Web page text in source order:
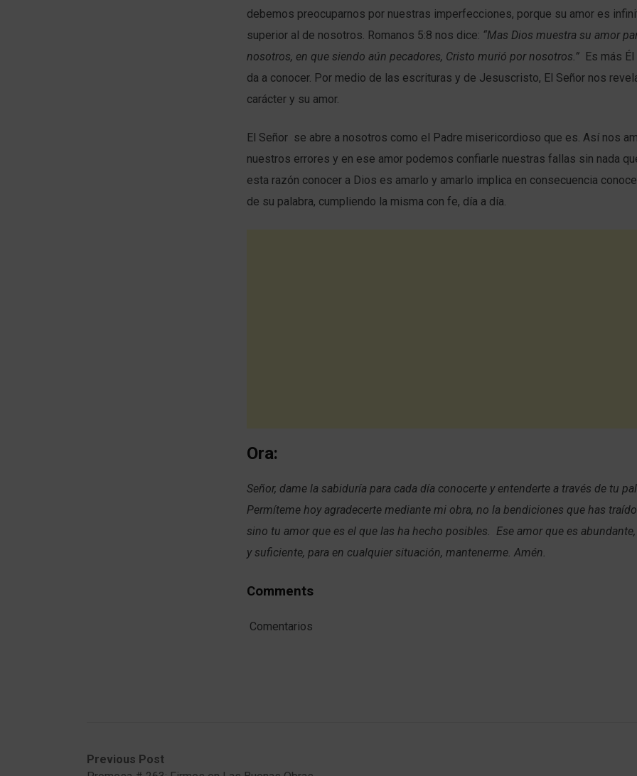
debemos preocuparnos por nuestras imperfecciones, porque su amor es
superior al de nosotros. Romanos 5:8 nos dice: “Mas Dios muestra su amor
nosotros, en que siendo aún pecadores, Cristo murió por nosotros.” Es más
da a conocer. Por medio de las escrituras y de Jesuscristo, El Señor nos
carácter y su amor.
El Señor se abre a nosotros como el Padre misericordioso que es. Así nos
nuestros errores y en ese amor podemos confiarle nuestras fallas sin nada
esta razón conocer a Dios es amarlo y amarlo implica en consecuencia
de su palabra, cumpliendo la misma con fe, día a día.
Ora:
Señor, dame la sabiduría para cada día conocerte y entenderte a través de tu
Permíteme hoy agradecerte mediante mi obra, no la bendiciones que has
sino tu amor que es el que las ha hecho posibles. Ese amor que es
y suficiente, para en cualquier situación, mantenerme. Amén.
Comments
Comentarios
Previous Post